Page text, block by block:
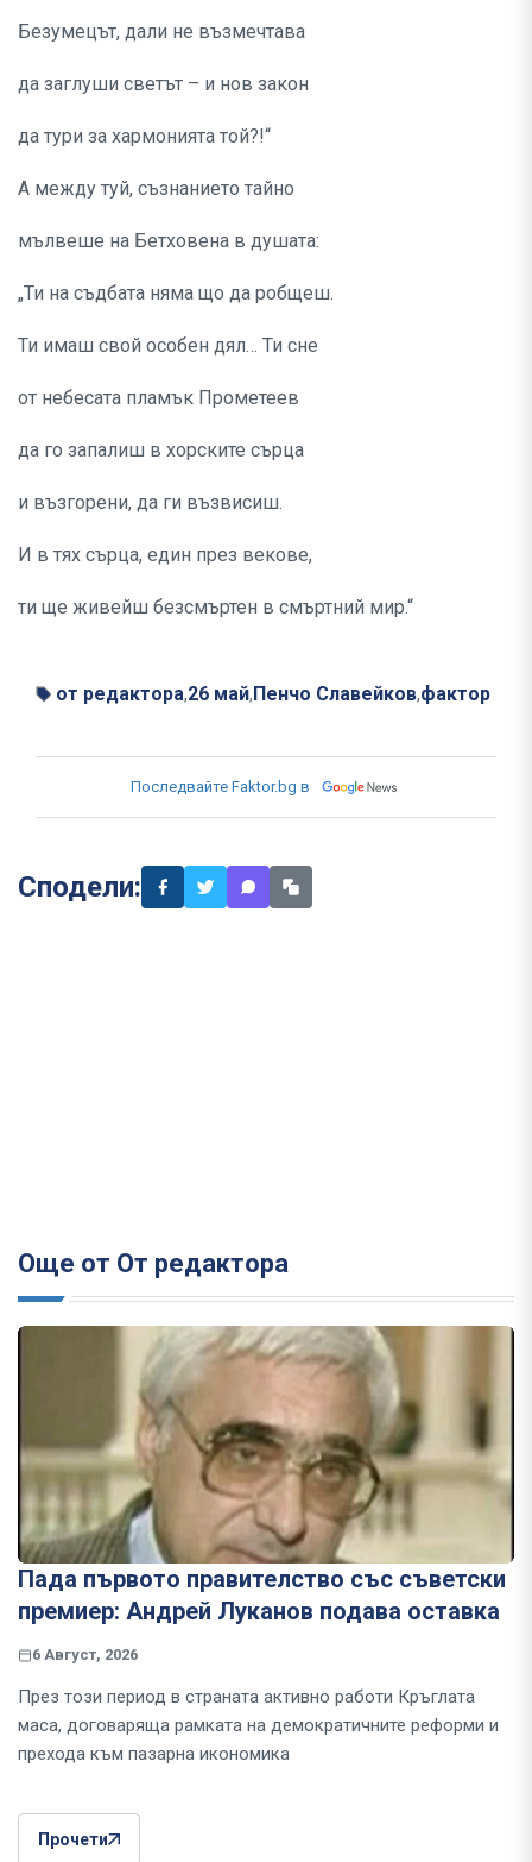
Безумецът, дали не възмечтава
да заглуши светът – и нов закон
да тури за хармонията той?!“
А между туй, съзнанието тайно
мълвеше на Бетховена в душата:
„Ти на съдбата няма що да робщеш.
Ти имаш свой особен дял… Ти сне
от небесата пламък Прометеев
да го запалиш в хорските сърца
и възгорени, да ги възвисиш.
И в тях сърца, един през векове,
ти ще живейш безсмъртен в смъртний мир.“
от редактора,26 май, Пенчо Славейков,фактор
Последвайте Faktor.bg в
Сподели:
Още от От редактора
Пада първото правителство със съветски
премиер: Андрей Луканов подава оставка
6 Август, 2026
През този период в страната активно работи Кръглата
маса, договаряща рамката на демократичните реформи и
прехода към пазарна икономика
Прочети